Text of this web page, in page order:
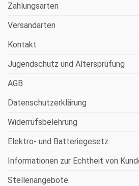
Zahlungsarten
Versandarten
Kontakt
Jugendschutz und Altersprüfung
AGB
Datenschutzerklärung
Widerrufsbelehrung
Elektro- und Batteriegesetz
Informationen zur Echtheit von
Stellenangebote